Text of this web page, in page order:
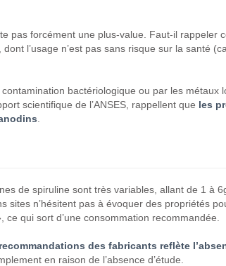
pas forcément une plus-value. Faut-il rappeler
l’usage n’est pas sans risque sur la santé
bactériologique ou par les métaux
scientifique de l’ANSES, rappellent que les
de spiruline sont très variables, allant de 1 à
sites n’hésitent pas à évoquer des propriétés
ce qui sort d’une consommation recommandée.
des fabricants reflète
en raison de l’absence d’étude.